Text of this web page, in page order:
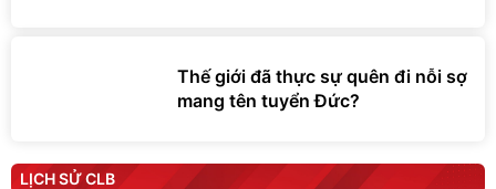
Thế giới đã thực sự quên đi nỗi sợ
mang tên tuyển Đức?
LỊCH SỬ CLB